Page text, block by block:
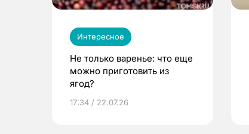
Интересное
Не только варенье: что еще
можно приготовить из
ягод?
17:34 / 22.07.26